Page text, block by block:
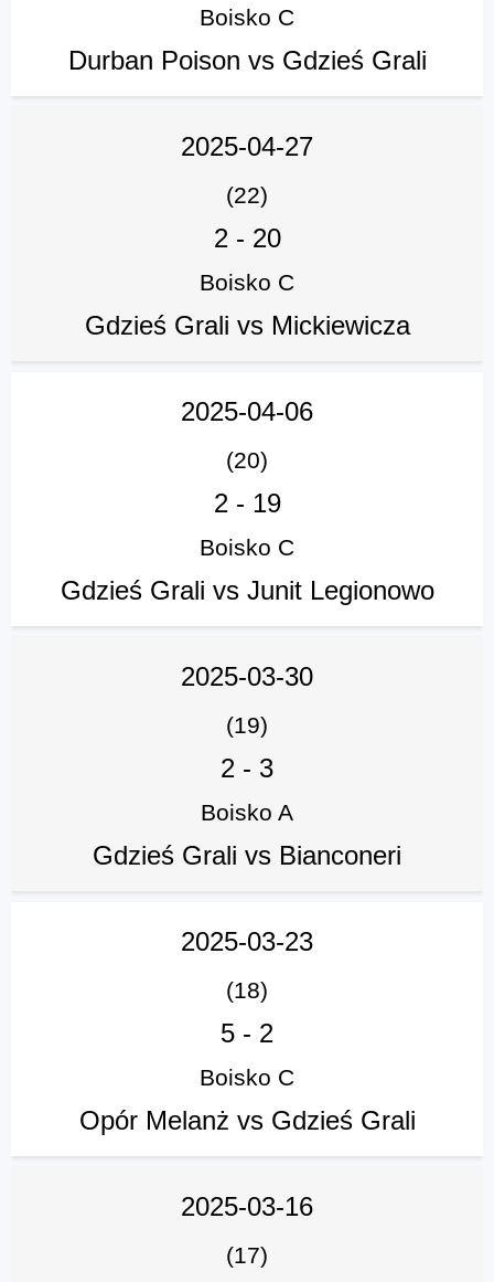
Boisko C
Durban Poison vs Gdzieś Grali
2025-04-27
(22)
2- 20
Boisko C
Gdzieś Grali vs Mickiewicza
2025-04-06
(20)
2- 19
Boisko C
Gdzieś Grali vs Junit Legionowo
2025-03-30
(19)
2 - 3
Boisko A
Gdzieś Grali vs Bianconeri
2025-03-23
(18)
5 - 2
Boisko C
Opór Melanż vs Gdzieś Grali
2025-03-16
(17)